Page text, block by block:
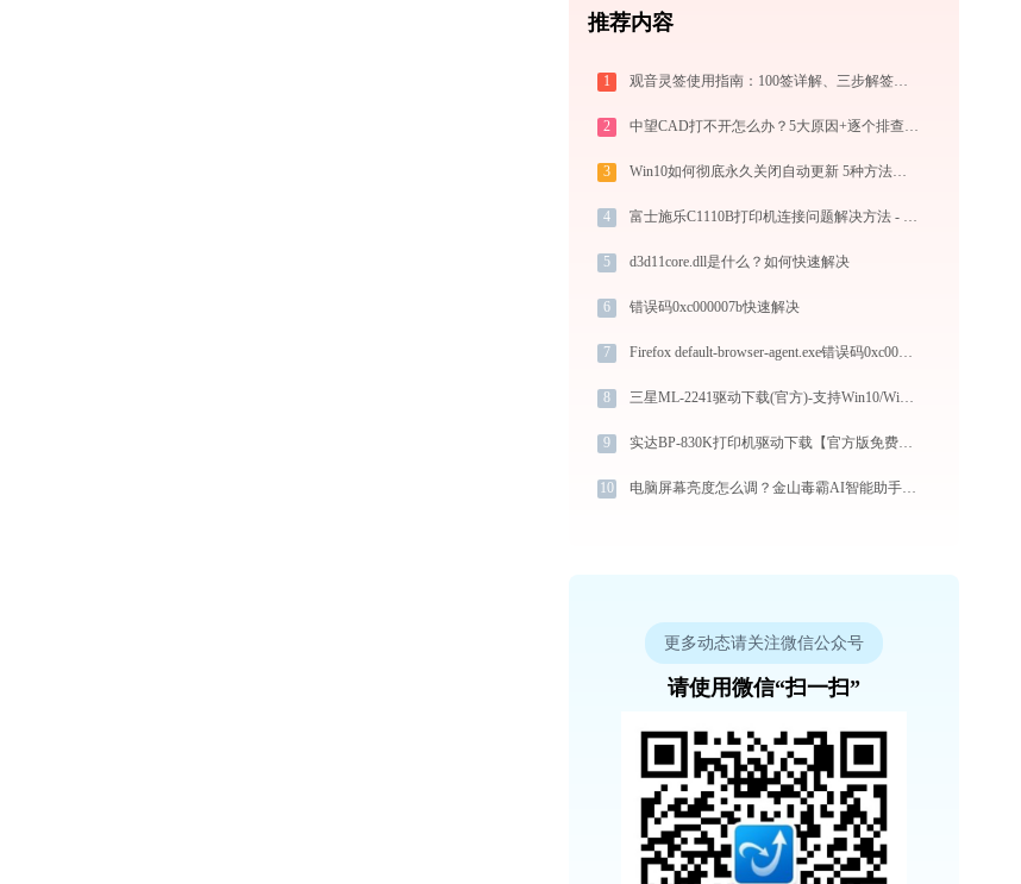
推荐内容
1 观音灵签使用指南：100签详解、三步解签法与六大场景解读
2 中望CAD打不开怎么办？5大原因+逐个排查修复方案
3 Win10如何彻底永久关闭自动更新 5种方法教你永久关闭win10自动更新
4 富士施乐C1110B打印机连接问题解决方法 - 金山毒霸
5 d3d11core.dll是什么？如何快速解决
6 错误码0xc000007b快速解决
7 Firefox default-browser-agent.exe错误码0xc000007b处理办法
8 三星ML-2241驱动下载(官方)-支持Win10/Win11
9 实达BP-830K打印机驱动下载【官方版免费】安装教程
10 电脑屏幕亮度怎么调？金山毒霸AI智能助手一键搞定
更多动态请关注微信公众号
请使用微信“扫一扫”